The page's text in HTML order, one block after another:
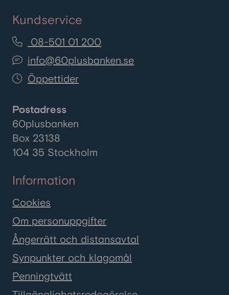
Kundservice
08-501 01 200
info@60plusbanken.se
Öppettider
Postadress
60plusbanken
Box 23138
104 35 Stockholm
Information
Cookies
Om personuppgifter
Ångerrätt och distansavtal
Synpunkter och klagomål
Penningtvätt